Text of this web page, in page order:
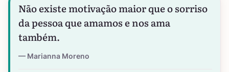
Não existe motivação maior que o sorriso
da pessoa que amamos e nos ama
também.
Marianna Moreno